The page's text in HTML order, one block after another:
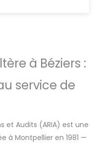
à Béziers :
service de
et Audits (ARIA) est une
à Montpellier en 1981 —